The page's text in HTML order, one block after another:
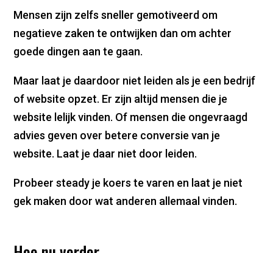
Mensen zijn zelfs sneller gemotiveerd om
negatieve zaken te ontwijken dan om achter
goede dingen aan te gaan.
Maar laat je daardoor niet leiden als je een bedrijf
of website opzet. Er zijn altijd mensen die je
website lelijk vinden. Of mensen die ongevraagd
advies geven over betere conversie van je
website. Laat je daar niet door leiden.
Probeer steady je koers te varen en laat je niet
gek maken door wat anderen allemaal vinden.